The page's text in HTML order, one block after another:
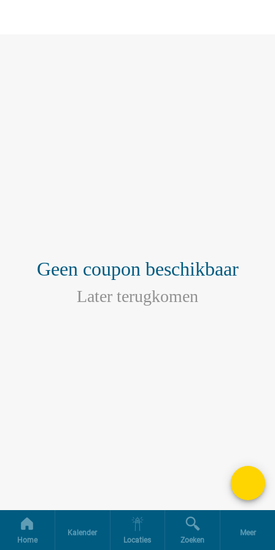
Geen coupon beschikbaar
Later terugkomen
Home
Kalender
Locaties
Zoeken
Meer